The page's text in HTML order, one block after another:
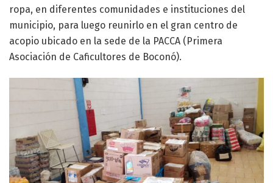
ropa, en diferentes comunidades e instituciones del
municipio, para luego reunirlo en el gran centro de
acopio ubicado en la sede de la PACCA (Primera
Asociación de Caficultores de Boconó).